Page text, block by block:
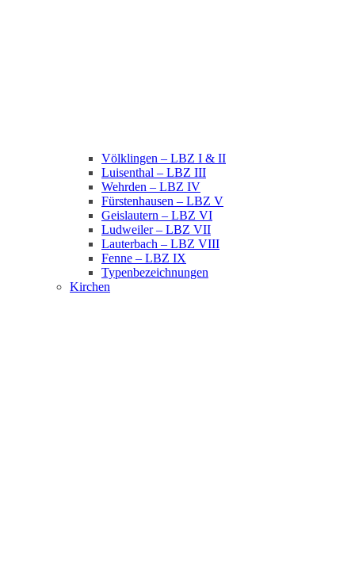
Völklingen – LBZ I & II
Luisenthal – LBZ III
Wehrden – LBZ IV
Fürstenhausen – LBZ V
Geislautern – LBZ VI
Ludweiler – LBZ VII
Lauterbach – LBZ VIII
Fenne – LBZ IX
Typenbezeichnungen
Kirchen